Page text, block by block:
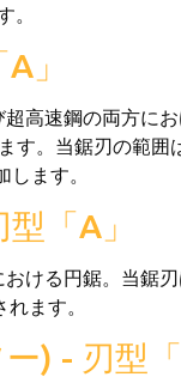
。
」
高速鋼の両方に
す。当鋸刃の範囲
ます。
「A」
ける円鋸。当鋸
ます。
) - 刃型「